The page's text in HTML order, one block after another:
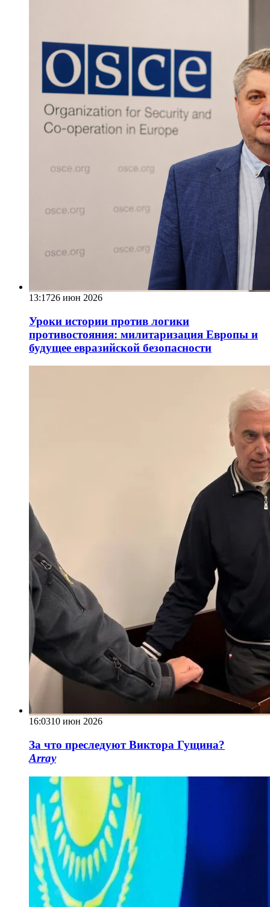
13:1726 июн 2026
Уроки истории против логики
противостояния: милитаризация Европы и
будущее евразийской безопасности
16:0310 июн 2026
За что преследуют Виктора Гущина?
Array